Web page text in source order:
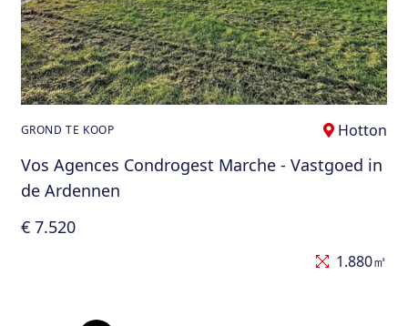
GROND TE KOOP Hotton
Vos Agences Condrogest Marche - Vastgoed in
de Ardennen
€ 7.520
1.880㎡